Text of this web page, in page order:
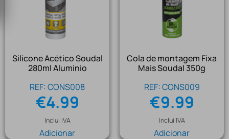
Silicone Acético Soudal
280ml Aluminio
REF: CONS008
€4.99
Inclui IVA
Adicionar
Cola de montagem Fixa
Mais Soudal 350g
REF: CONS009
€9.99
Inclui IVA
Adicionar